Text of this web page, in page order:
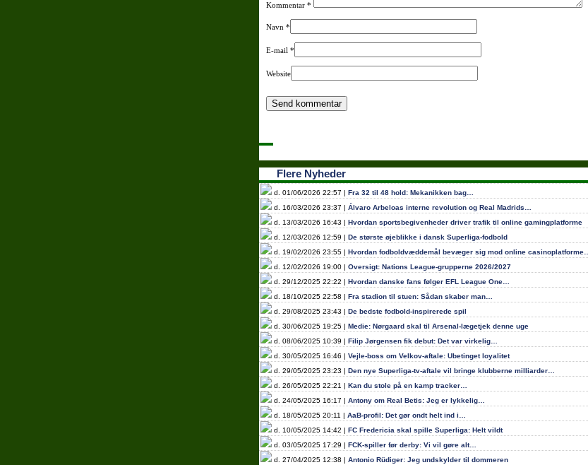
Kommentar *
Navn *
E-mail *
Website
Flere Nyheder
d. 01/06/2026 22:57 | Fra 32 til 48 hold: Mekanikken bag…
d. 16/03/2026 23:37 | Álvaro Arbeloas interne revolution og Real Madrids…
d. 13/03/2026 16:43 | Hvordan sportsbegivenheder driver trafik til online gamingplatforme
d. 12/03/2026 12:59 | De største øjeblikke i dansk Superliga-fodbold
d. 19/02/2026 23:55 | Hvordan fodboldvæddemål bevæger sig mod online casinoplatforme…
d. 12/02/2026 19:00 | Oversigt: Nations League-grupperne 2026/2027
d. 29/12/2025 22:22 | Hvordan danske fans følger EFL League One…
d. 18/10/2025 22:58 | Fra stadion til stuen: Sådan skaber man…
d. 29/08/2025 23:43 | De bedste fodbold-inspirerede spil
d. 30/06/2025 19:25 | Medie: Nørgaard skal til Arsenal-lægetjek denne uge
d. 08/06/2025 10:39 | Filip Jørgensen fik debut: Det var virkelig…
d. 30/05/2025 16:46 | Vejle-boss om Velkov-aftale: Ubetinget loyalitet
d. 29/05/2025 23:23 | Den nye Superliga-tv-aftale vil bringe klubberne milliarder…
d. 26/05/2025 22:21 | Kan du stole på en kamp tracker…
d. 24/05/2025 16:17 | Antony om Real Betis: Jeg er lykkelig…
d. 18/05/2025 20:11 | AaB-profil: Det gør ondt helt ind i…
d. 10/05/2025 14:42 | FC Fredericia skal spille Superliga: Helt vildt
d. 03/05/2025 17:29 | FCK-spiller før derby: Vi vil gøre alt…
d. 27/04/2025 12:38 | Antonio Rüdiger: Jeg undskylder til dommeren